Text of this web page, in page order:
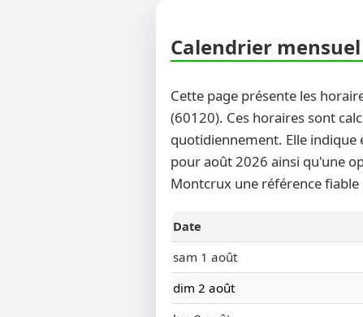
Calendrier
Cette page présente les
(60120). Ces horaires sont
quotidiennement. Elle indique
pour août 2026 ainsi qu'une
Montcrux une référence
Date
sam 1 août
dim 2 août